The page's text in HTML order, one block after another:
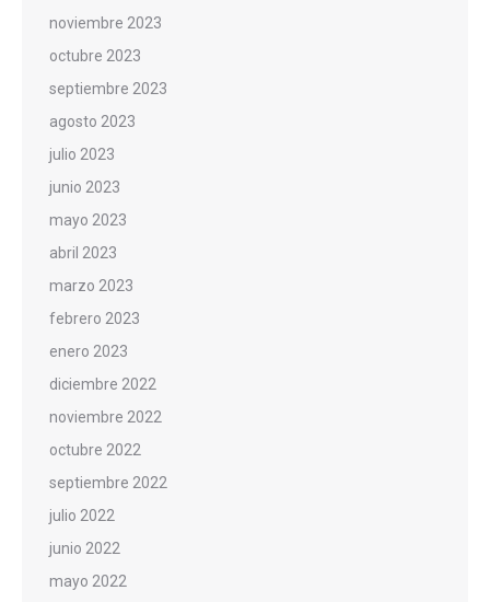
noviembre 2023
octubre 2023
septiembre 2023
agosto 2023
julio 2023
junio 2023
mayo 2023
abril 2023
marzo 2023
febrero 2023
enero 2023
diciembre 2022
noviembre 2022
octubre 2022
septiembre 2022
julio 2022
junio 2022
mayo 2022